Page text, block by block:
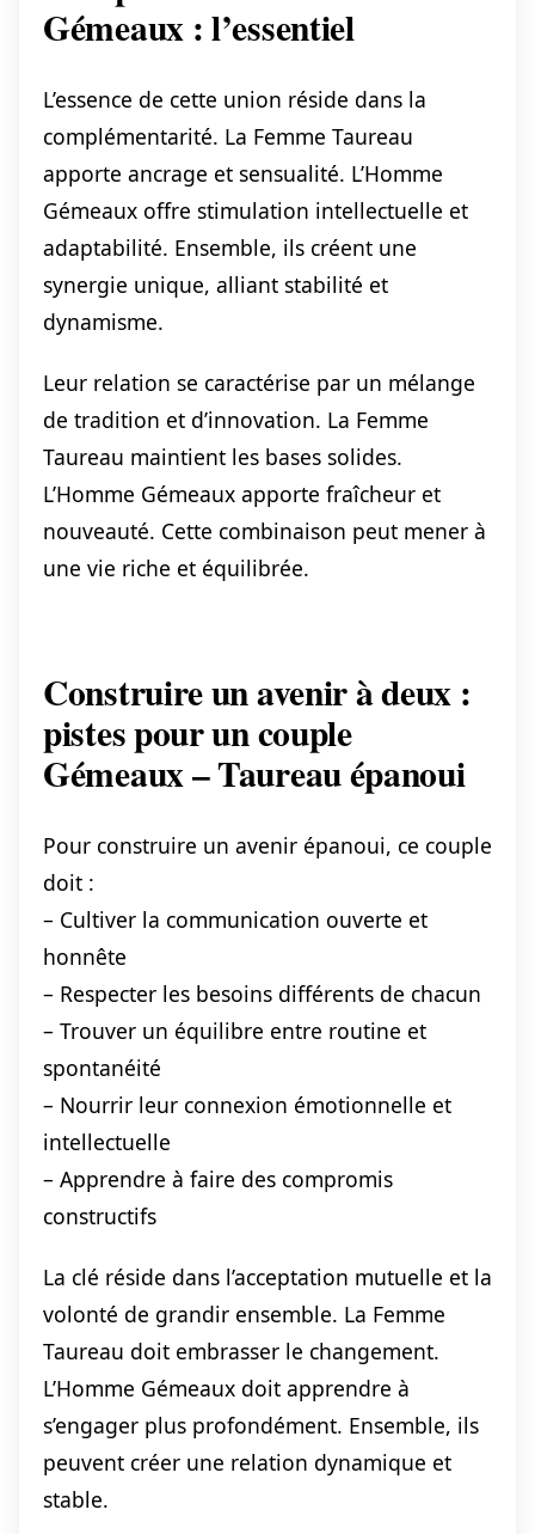
Gémeaux : l’essentiel
L’essence de cette union réside dans la
complémentarité. La Femme Taureau
apporte ancrage et sensualité. L’Homme
Gémeaux offre stimulation intellectuelle et
adaptabilité. Ensemble, ils créent une
synergie unique, alliant stabilité et
dynamisme.
Leur relation se caractérise par un mélange
de tradition et d’innovation. La Femme
Taureau maintient les bases solides.
L’Homme Gémeaux apporte fraîcheur et
nouveauté. Cette combinaison peut mener à
une vie riche et équilibrée.
Construire un avenir à deux :
pistes pour un couple
Gémeaux – Taureau épanoui
Pour construire un avenir épanoui, ce couple
doit :
– Cultiver la communication ouverte et
honnête
– Respecter les besoins différents de chacun
– Trouver un équilibre entre routine et
spontanéité
– Nourrir leur connexion émotionnelle et
intellectuelle
– Apprendre à faire des compromis
constructifs
La clé réside dans l’acceptation mutuelle et la
volonté de grandir ensemble. La Femme
Taureau doit embrasser le changement.
L’Homme Gémeaux doit apprendre à
s’engager plus profondément. Ensemble, ils
peuvent créer une relation dynamique et
stable.